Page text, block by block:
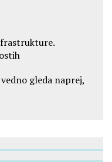
gleda naprej,